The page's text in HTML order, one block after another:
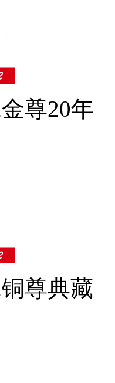
尊20年
尊典藏